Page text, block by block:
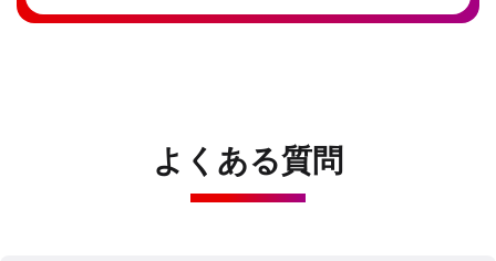
よくある質問